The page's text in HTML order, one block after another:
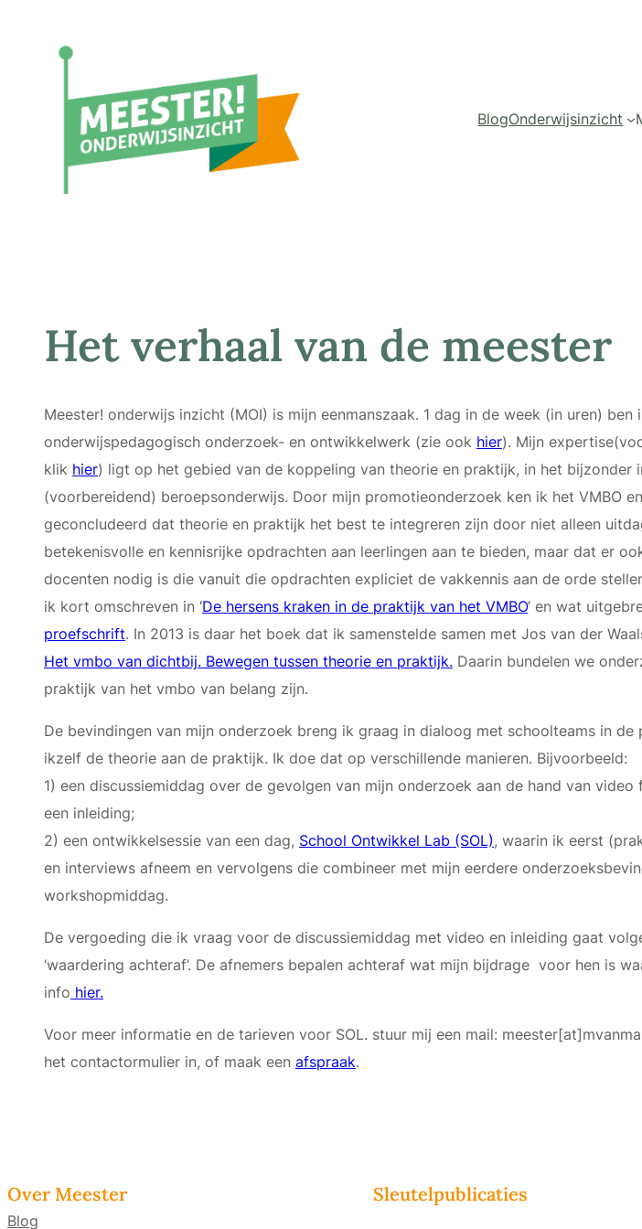
BlogOnderwijsinzicht
Het verhaal van de meester
Meester! onderwijs inzicht (MOI) is mijn eenmanszaak. 1 dag in de week (in uren)
onderwijspedagogisch onderzoek- en ontwikkelwerk (zie ook hier). Mijn
klik hier) ligt op het gebied van de koppeling van theorie en praktijk, in het bijzonder
(voorbereidend) beroepsonderwijs. Door mijn promotieonderzoek ken ik het VMBO
geconcludeerd dat theorie en praktijk het best te integreren zijn door niet alleen
betekenisvolle en kennisrijke opdrachten aan leerlingen aan te bieden, maar dat er
docenten nodig is die vanuit die opdrachten expliciet de vakkennis aan de orde
ik kort omschreven in ‘De hersens kraken in de praktijk van het VMBO‘ en wat
proefschrift. In 2013 is daar het boek dat ik samenstelde samen met Jos van der
Het vmbo van dichtbij. Bewegen tussen theorie en praktijk. Daarin bundelen we
praktijk van het vmbo van belang zijn.
De bevindingen van mijn onderzoek breng ik graag in dialoog met schoolteams in de
ikzelf de theorie aan de praktijk. Ik doe dat op verschillende manieren. Bijvoorbeeld:
1) een discussiemiddag over de gevolgen van mijn onderzoek aan de hand van video
een inleiding;
2) een ontwikkelsessie van een dag, School Ontwikkel Lab (SOL), waarin ik eerst
en interviews afneem en vervolgens die combineer met mijn eerdere
workshopmiddag.
De vergoeding die ik vraag voor de discussiemiddag met video en inleiding gaat
‘waardering achteraf’. De afnemers bepalen achteraf wat mijn bijdrage voor hen is
info hier.
Voor meer informatie en de tarieven voor SOL. stuur mij een mail:
het contactormulier in, of maak een afspraak.
Over Meester
Blog
Sleutelpublicaties